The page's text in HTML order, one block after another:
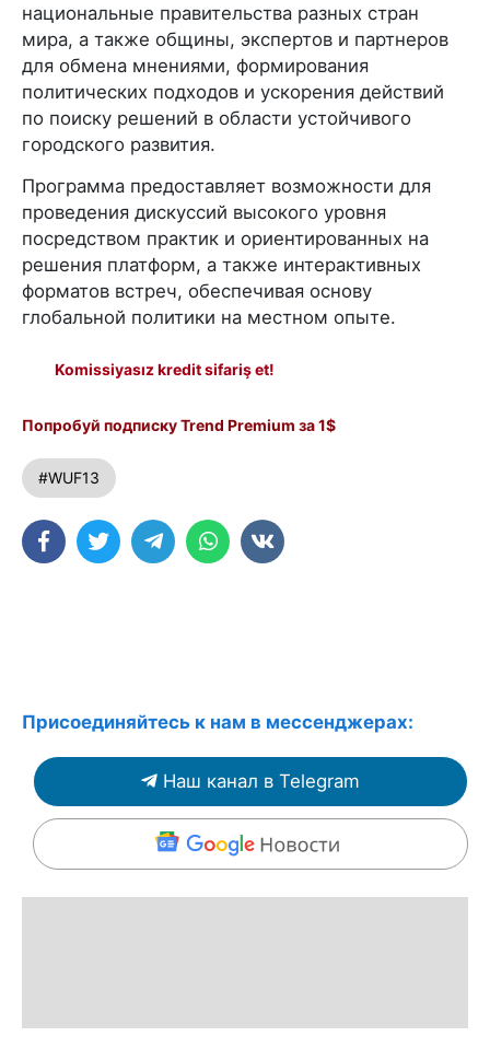
национальные правительства разных стран
мира, а также общины, экспертов и партнеров
для обмена мнениями, формирования
политических подходов и ускорения действий
по поиску решений в области устойчивого
городского развития.
Программа предоставляет возможности для
проведения дискуссий высокого уровня
посредством практик и ориентированных на
решения платформ, а также интерактивных
форматов встреч, обеспечивая основу
глобальной политики на местном опыте.
Komissiyasız kredit sifariş et!
Попробуй подписку Trend Premium за 1$
#WUF13
Присоединяйтесь к нам в мессенджерах:
Наш канал в Telegram